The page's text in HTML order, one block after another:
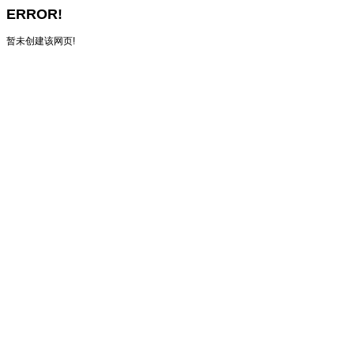
ERROR!
暂未创建该网页!